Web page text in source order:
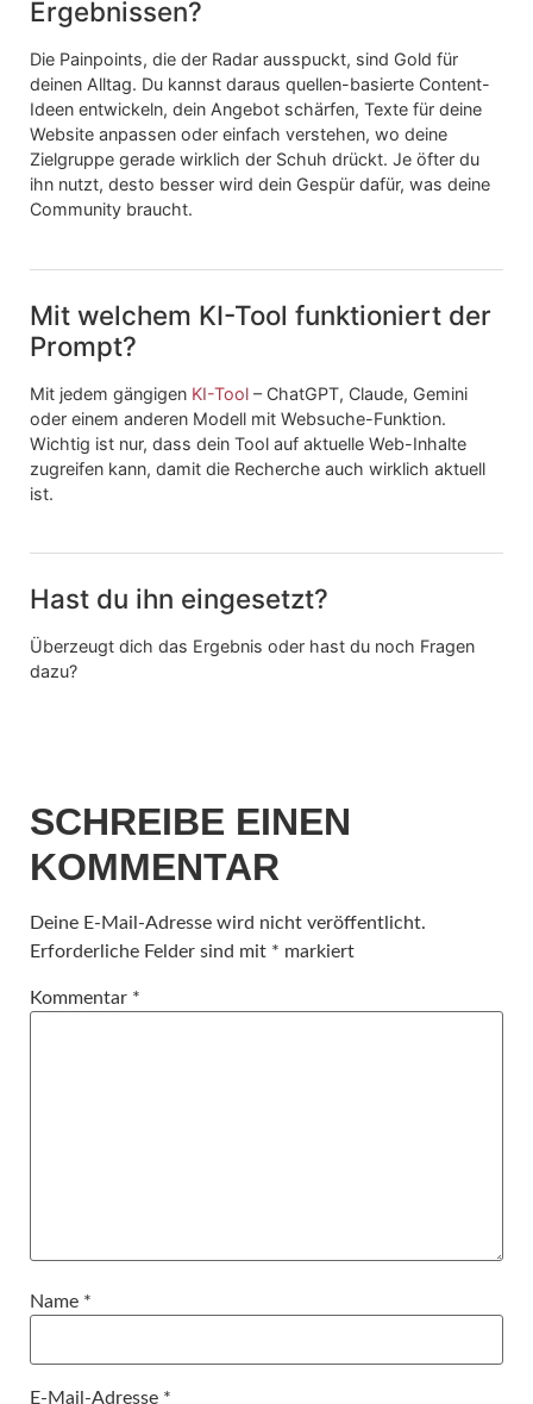
Ergebnissen?
Die Painpoints, die der Radar ausspuckt, sind Gold für
deinen Alltag. Du kannst daraus quellen-basierte Content-
Ideen entwickeln, dein Angebot schärfen, Texte für deine
Website anpassen oder einfach verstehen, wo deine
Zielgruppe gerade wirklich der Schuh drückt. Je öfter du
ihn nutzt, desto besser wird dein Gespür dafür, was deine
Community braucht.
Mit welchem KI-Tool funktioniert der
Prompt?
Mit jedem gängigen KI-Tool – ChatGPT, Claude, Gemini
oder einem anderen Modell mit Websuche-Funktion.
Wichtig ist nur, dass dein Tool auf aktuelle Web-Inhalte
zugreifen kann, damit die Recherche auch wirklich aktuell
ist.
Hast du ihn eingesetzt?
Überzeugt dich das Ergebnis oder hast du noch Fragen
dazu?
SCHREIBE EINEN
KOMMENTAR
Deine E-Mail-Adresse wird nicht veröffentlicht.
Erforderliche Felder sind mit * markiert
Kommentar *
Name *
E-Mail-Adresse *